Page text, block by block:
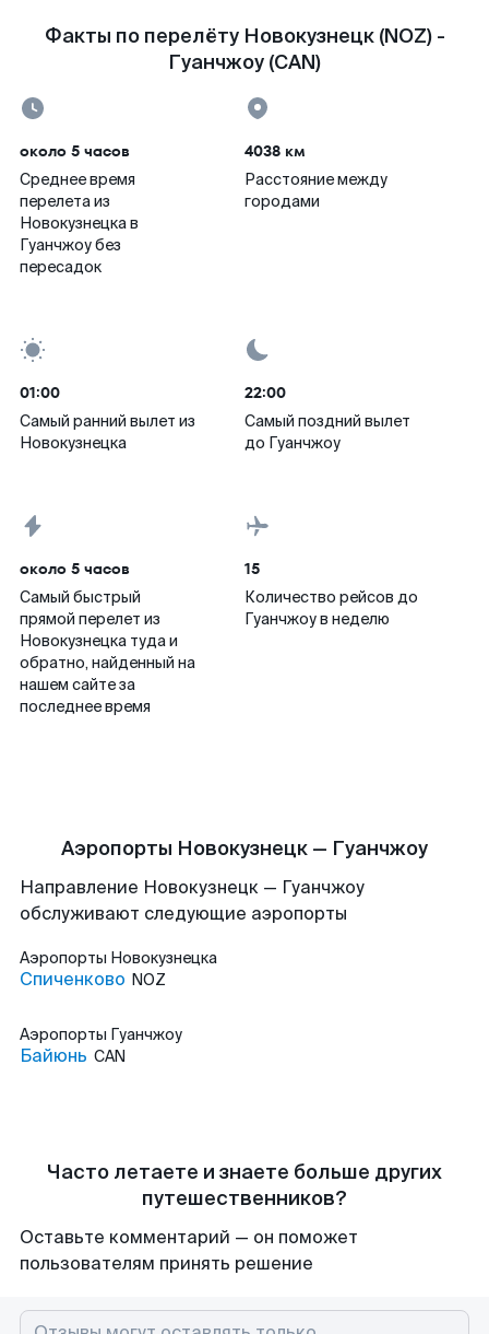
Факты по перелёту Новокузнецк (NOZ) -
Гуанчжоу (CAN)
около 5 часов
Среднее время
перелета из
Новокузнецка в
Гуанчжоу без
пересадок
4038 км
Расстояние между
городами
01:00
Самый ранний вылет из
Новокузнецка
22:00
Самый поздний вылет
до Гуанчжоу
около 5 часов
Самый быстрый
прямой перелет из
Новокузнецка туда и
обратно, найденный на
нашем сайте за
последнее время
15
Количество рейсов до
Гуанчжоу в неделю
Аэропорты Новокузнецк — Гуанчжоу
Направление Новокузнецк — Гуанчжоу
обслуживают следующие аэропорты
Аэропорты Новокузнецка
Спиченково NOZ
Аэропорты Гуанчжоу
Байюнь CAN
Часто летаете и знаете больше других
путешественников?
Оставьте комментарий — он поможет
пользователям принять решение